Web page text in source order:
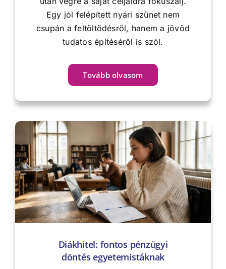
Egy jól felépített nyári szünet nem
csupán a feltöltődésről, hanem a jövőd
tudatos építéséről is szól.
Tovább olvasom
Diákhitel: fontos pénzügyi
döntés egyetemistáknak